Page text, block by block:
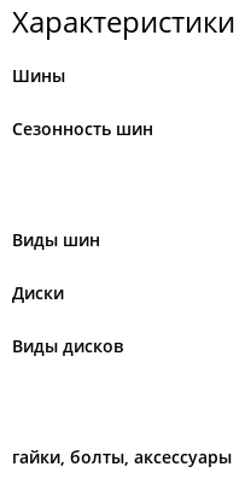
Характеристики
Шины
Сезонность шин
Виды шин
Диски
Виды дисков
гайки, болты, аксессуары